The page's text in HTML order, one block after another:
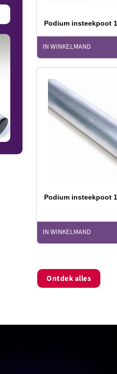
Podium insteekpoot
IN WINKELMAND
Podium insteekpoot
IN WINKELMAND
Ontdek alles